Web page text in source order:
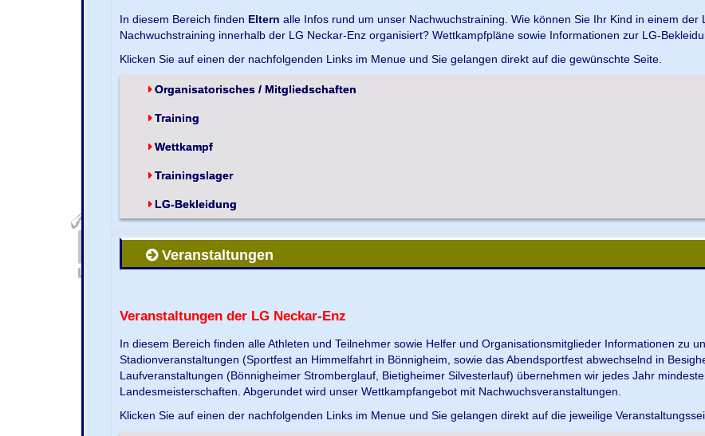
In diesem Bereich finden Eltern alle Infos rund um unser Nachwuchstraining. Wie können Sie Ihr Kind in einem der
Nachwuchstraining innerhalb der LG Neckar-Enz organisiert? Wettkampfpläne sowie Informationen zur LG-
Klicken Sie auf einen der nachfolgenden Links im Menue und Sie gelangen direkt auf die gewünschte Seite.
Organisatorisches / Mitgliedschaften
Training
Wettkampf
Trainingslager
LG-Bekleidung
Veranstaltungen
Veranstaltungen der LG Neckar-Enz
In diesem Bereich finden alle Athleten und Teilnehmer sowie Helfer und Organisationsmitglieder Informationen zu
Stadionveranstaltungen (Sportfest an Himmelfahrt in Bönnigheim, sowie das Abendsportfest abwechselnd in
Laufveranstaltungen (Bönnigheimer Stromberglauf, Bietigheimer Silvesterlauf) übernehmen wir jedes Jahr
Landesmeisterschaften. Abgerundet wird unser Wettkampfangebot mit Nachwuchsveranstaltungen.
Klicken Sie auf einen der nachfolgenden Links im Menue und Sie gelangen direkt auf die jeweilige